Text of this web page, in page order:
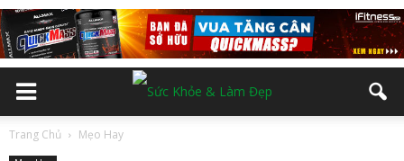
Trang Chủ Mẹo Hay